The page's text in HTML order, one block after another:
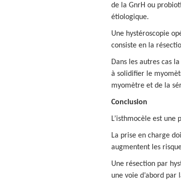
de la GnrH ou
étiologique.
Une hystéroscopie
consiste en la
Dans les autres cas
à solidifier le
myomètre et de la
Conclusion
L’isthmocèle est
La prise en charge
augmentent les
Une résection par
une voie d’abord par